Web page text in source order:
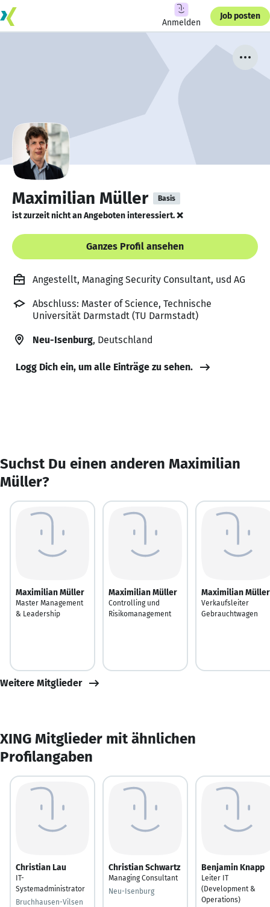
Anmelden
Job posten
Maximilian Müller Basis
ist zurzeit nicht an Angeboten interessiert. ❌
Ganzes Profil ansehen
Angestellt, Managing Security Consultant, usd AG
Abschluss: Master of Science, Technische
Universität Darmstadt (TU Darmstadt)
Neu-Isenburg, Deutschland
Logg Dich ein, um alle Einträge zu sehen.
Suchst Du einen anderen Maximilian
Müller?
Maximilian Müller
Master Management
& Leadership
Maximilian Müller
Controlling und
Risikomanagement
Maximilian Müller
Verkaufsleiter
Gebrauchtwagen
Weitere Mitglieder
XING Mitglieder mit ähnlichen
Profilangaben
Christian Lau
IT-
Systemadministrator
Bruchhausen-Vilsen
Christian Schwartz
Managing Consultant
Neu-Isenburg
Benjamin Knapp
Leiter IT
(Development &
Operations)